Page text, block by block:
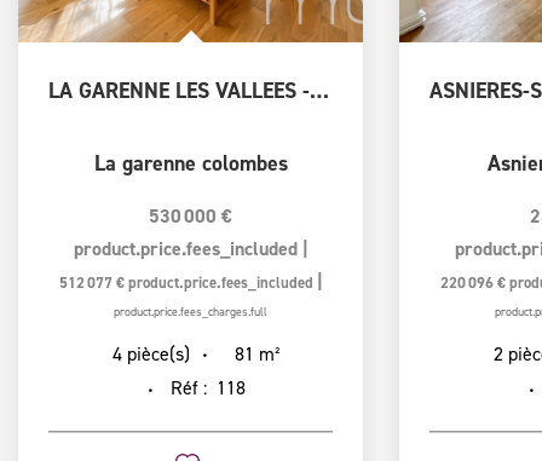
LA GARENNE LES VALLEES - 4PIECES TRAVERSANT ET LUMINEUX
La garenne colombes
530 000 €
product.price.fees_included |
512 077 € product.price.fees_included |
product.price.fees_charges.full
4 pièce(s) 81 m²
Réf : 118
220 096 €
2